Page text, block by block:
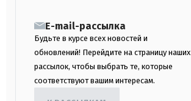
E-mail-рассылка
Будьте в курсе всех новостей и
обновлений! Перейдите на страницу наших
рассылок, чтобы выбрать те, которые
соответствуют вашим интересам.